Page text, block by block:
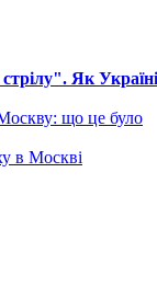
Як
що це було
в Москві